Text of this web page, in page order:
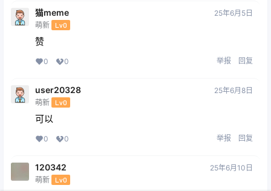
猫meme
萌新 Lv0
25年6月5日
赞
0 0 举报 回复
user20328
萌新 Lv0
25年6月8日
可以
0 0 举报 回复
120342
萌新 Lv0
25年6月10日